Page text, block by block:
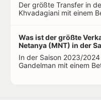
Der größte Transfer in
Khvadagiani mit einem
Was ist der größte
Netanya (MNT) in der
In der Saison 2023/
Gandelman mit einem